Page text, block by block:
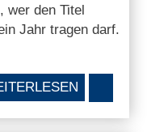
wer den Titel
Jahr tragen darf.